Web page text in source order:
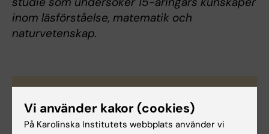
inom läsförståelse, matematik och
naturvetenskap.
läsförmåga
Vi använder kakor (cookies)
På Karolinska Institutets webbplats använder vi